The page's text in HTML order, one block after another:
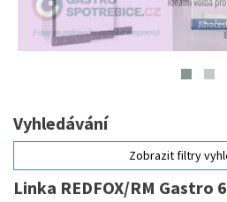
Vyhledávání
Zobrazit filtry
Linka REDFOX/RM Gastro